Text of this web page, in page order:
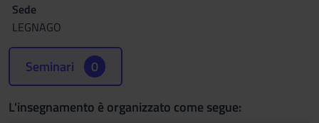
Sede
LEGNAGO
Seminari 0
L'insegnamento è organizzato come segue: